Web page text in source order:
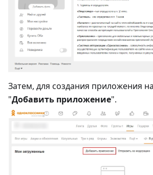
Затем, для создания приложения
"Добавить приложение".